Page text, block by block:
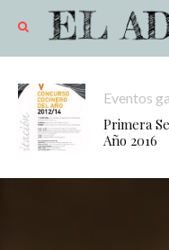
Eventos
Primera
Año 2016